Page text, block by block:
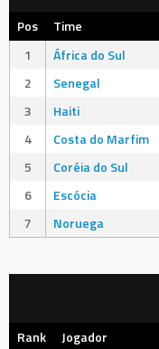
Pos Time
1
África do Sul
2
Senegal
3
Haiti
4
Costa do Marfim
5
Coréia do Sul
6
Escócia
7
Noruega
Rank Jogador